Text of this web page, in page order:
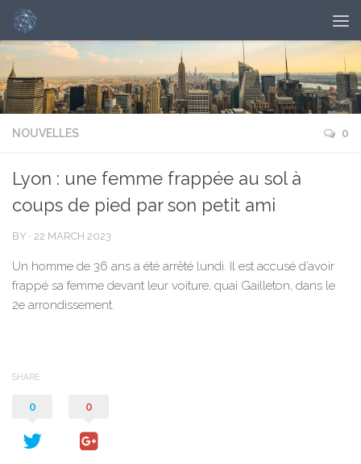
NOUVELLES 0
Lyon : une femme frappée au sol à
coups de pied par son petit ami
BY · 22 MARCH 2023
Un homme de 36 ans a été arrêté lundi. Il est accusé d’avoir
frappé sa femme devant leur voiture, quai Gailleton, dans le
2e arrondissement.
SHARE
0 0